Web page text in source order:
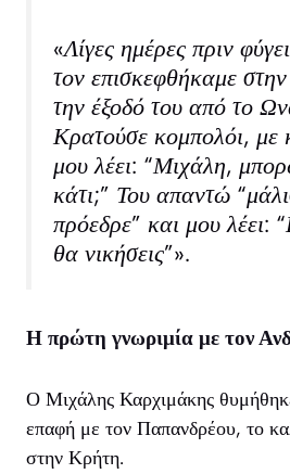
«Λίγες ημέρες πριν
τον επισκεφθήκαμε
την έξοδό του από το
Κρατούσε κομπολόι, με
μου λέει: “Μιχάλη,
κάτι;” Του απαντώ
πρόεδρε” και μου λέει:
θα νικήσεις”».
Η πρώτη γνωριμία με τον
Ο Μιχάλης Καρχιμάκης
επαφή με τον Παπανδρέου, το
στην Κρήτη.